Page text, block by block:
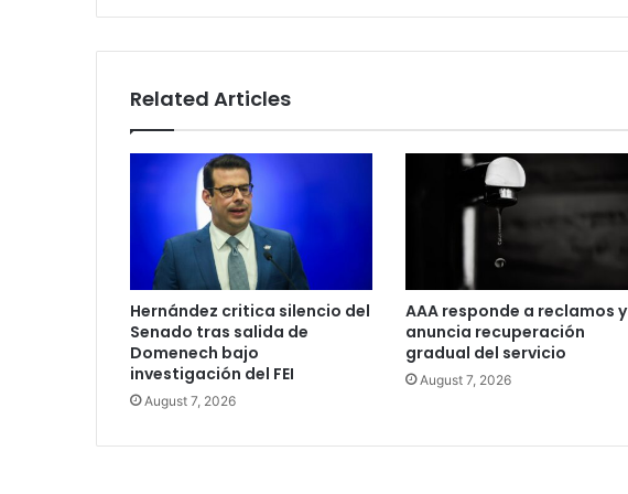
Related Articles
Hernández critica silencio del
Senado tras salida de
Domenech bajo
investigación del FEI
August 7, 2026
AAA responde a reclamos y
anuncia recuperación
gradual del servicio
August 7, 2026